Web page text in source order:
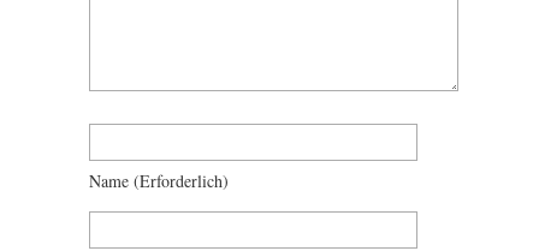
Name (erforderlich)